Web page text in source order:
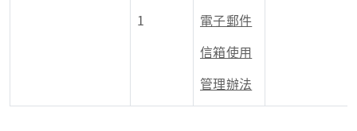
1
電子郵件
信箱使用
管理辦法